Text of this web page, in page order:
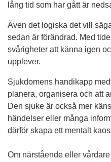
lång tid som har gått är
Även det logiska det vill
sedan är förändrad. Med
svårigheter att känna igen
upplever.
Sjukdomens handikapp
planera, organisera och att
Den sjuke är också mer
händelser eller många
därför skapa ett mentalt
Om närstående eller